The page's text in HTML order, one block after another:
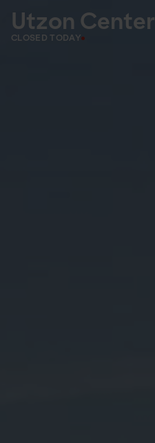
Utzon Center
CLOSED TODAY